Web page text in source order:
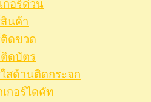
กอร์ด่วน
นค้า
ติดขวด
ติดบัตร
สด้านติดกระจก
กอร์ไดคัท